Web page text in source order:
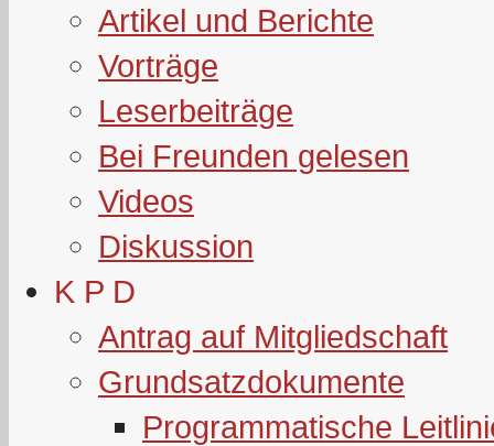
Artikel und Berichte
Vorträge
Leserbeiträge
Bei Freunden gelesen
Videos
Diskussion
K P D
Antrag auf Mitgliedschaft
Grundsatzdokumente
Programmatische